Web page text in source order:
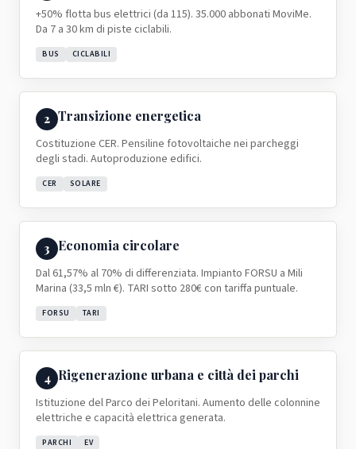
+50% flotta bus elettrici (da 115). 35.000 abbonati MoviMe.
Da 7 a 30 km di piste ciclabili.
BUS CICLABILI
2 Transizione energetica
Costituzione CER. Pensiline fotovoltaiche nei parcheggi
degli stadi. Autoproduzione edifici.
CER SOLARE
3 Economia circolare
Dal 61,57% al 70% di differenziata. Impianto FORSU a Mili
Marina (33,5 mln €). TARI sotto 280€ con tariffa puntuale.
FORSU TARI
4 Rigenerazione urbana e città dei parchi
Istituzione del Parco dei Peloritani. Aumento delle colonnine
elettriche e capacità elettrica generata.
PARCHI EV